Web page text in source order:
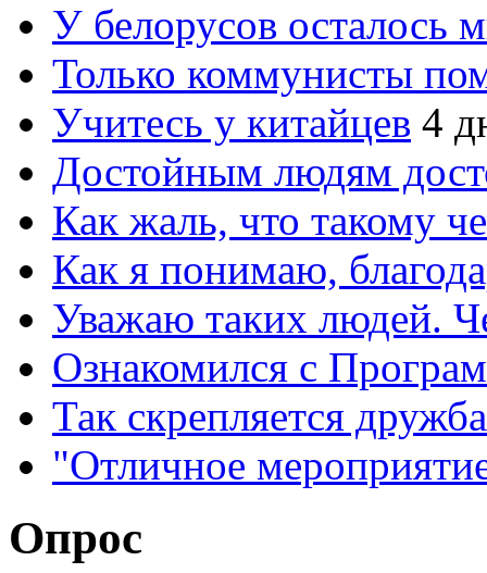
У белорусов осталось
Только коммунисты
Учитесь у китайцев 4
Достойным людям
Как жаль, что такому
Как я понимаю,
Уважаю таких людей.
Ознакомился с
Так скрепляется
"Отличное
Опрос